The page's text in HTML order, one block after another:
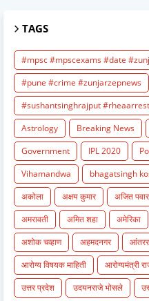
TAGS
#mpsc #mpscexams #date
#pune #crime #zunjarzepnews
#sushantsinghrajput
Astrology
Breaking News
Government
IPL 2020
Vihamandwa
bhagatsingh
अकोला
अक्षय कुमार अजित पवार
अमरावती
अमित शहा अमेरिका
अशोक चव्हाण
अहमदनगर
आरोग्य विषयक माहिती
आरोग्यमंत्री
उत्तर प्रदेश
उदयनराजे भोसले